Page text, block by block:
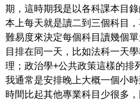
期，這時期我是以各科課本目
本上每天就是讀二到三個科目
難易度來決定每個科目讀幾個
目排在同一天，比如法科一天
理；政治學+公共政策這樣的排
我通常是安排晚上大概一個小
時間比起其他專業科目少很多